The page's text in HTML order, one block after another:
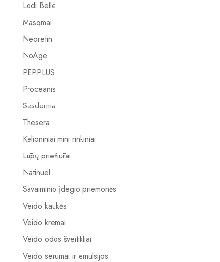
Ledi Belle
Masqmai
Neoretin
NoAge
PEPPLUS
Proceanis
Sesderma
Thesera
Kelioniniai mini rinkiniai
Lūpų priežiūrai
Natinuel
Savaiminio įdegio priemonės
Veido kaukės
Veido kremai
Veido odos šveitikliai
Veido serumai ir emulsijos